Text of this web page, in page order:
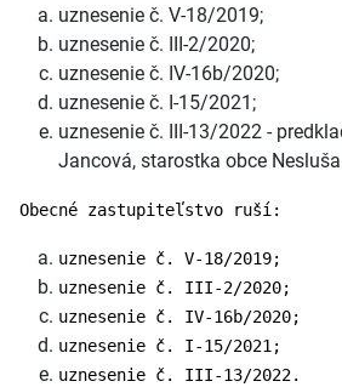
uznesenie č. V-18/2019;
uznesenie č. III-2/2020;
uznesenie č. IV-16b/2020;
uznesenie č. I-15/2021;
uznesenie č. III-13/2022 -
Jancová, starostka obce
Obecné zastupiteľstvo ruší:
uznesenie č. V-18/2019;
uznesenie č. III-2/2020;
uznesenie č. IV-16b/2020;
uznesenie č. I-15/2021;
uznesenie č. III-13/2022.